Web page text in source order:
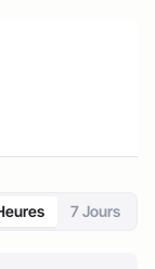
7 Jours